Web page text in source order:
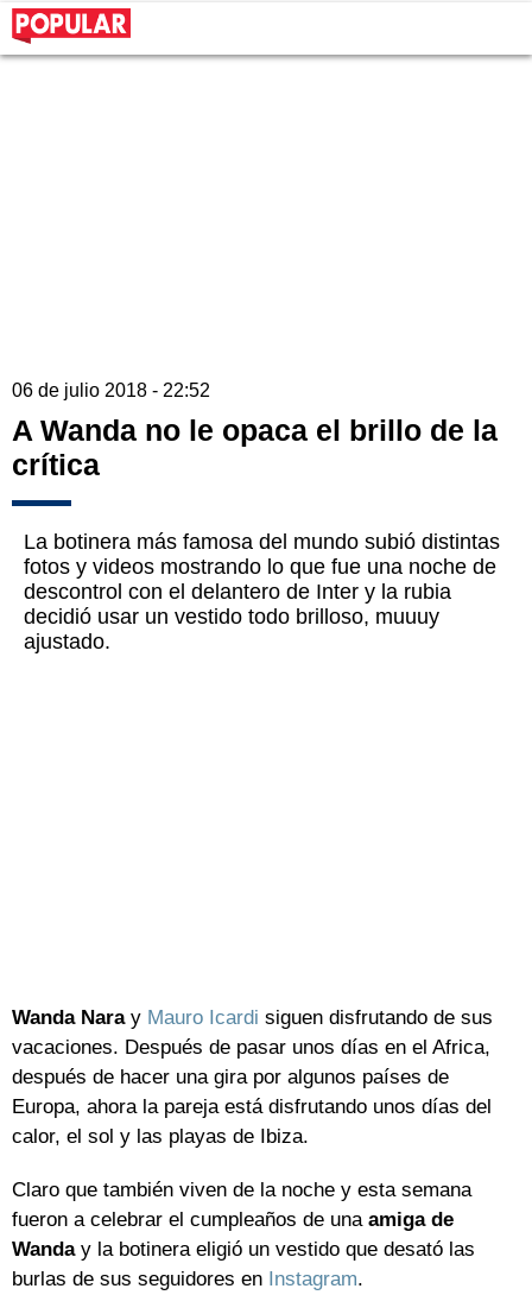
06 de julio 2018 - 22:52
A Wanda no le opaca el brillo de la
crítica
La botinera más famosa del mundo subió distintas
fotos y videos mostrando lo que fue una noche de
descontrol con el delantero de Inter y la rubia
decidió usar un vestido todo brilloso, muuuy
ajustado.
Wanda Naray Mauro Icardi siguen disfrutando de sus
vacaciones. Después de pasar unos días en el Africa,
después de hacer una gira por algunos países de
Europa, ahora la pareja está disfrutando unos días del
calor, el sol y las playas de Ibiza.
Claro que también viven de la noche y esta semana
fueron a celebrar el cumpleaños de una amiga de
Wanday la botinera eligió un vestido que desató las
burlas de sus seguidores en Instagram.